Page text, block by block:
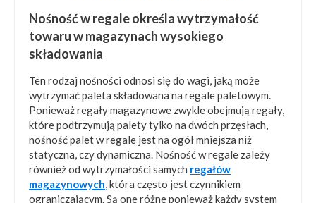
Nośność w regale określa wytrzymałość
towaru w magazynach wysokiego
składowania
Ten rodzaj nośności odnosi się do wagi, jaką może
wytrzymać paleta składowana na regale paletowym.
Ponieważ regały magazynowe zwykle obejmują regały,
które podtrzymują palety tylko na dwóch przęsłach,
nośność palet w regale jest na ogół mniejsza niż
statyczna, czy dynamiczna. Nośność w regale zależy
również od wytrzymałości samych regałów
magazynowych, która często jest czynnikiem
ograniczającym. Są one różne ponieważ każdy system